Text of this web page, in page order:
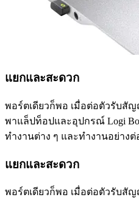
แยกและสะดวก
พอร์ตเดียวก็พอ เมื่อต่อตัวรับสั
พาแล็ปท็อปและอุปกรณ์ Logi
ทำงานต่าง ๆ และทำงานอย่างต่
แยกและสะดวก
พอร์ตเดียวก็พอ เมื่อต่อตัวรับสั